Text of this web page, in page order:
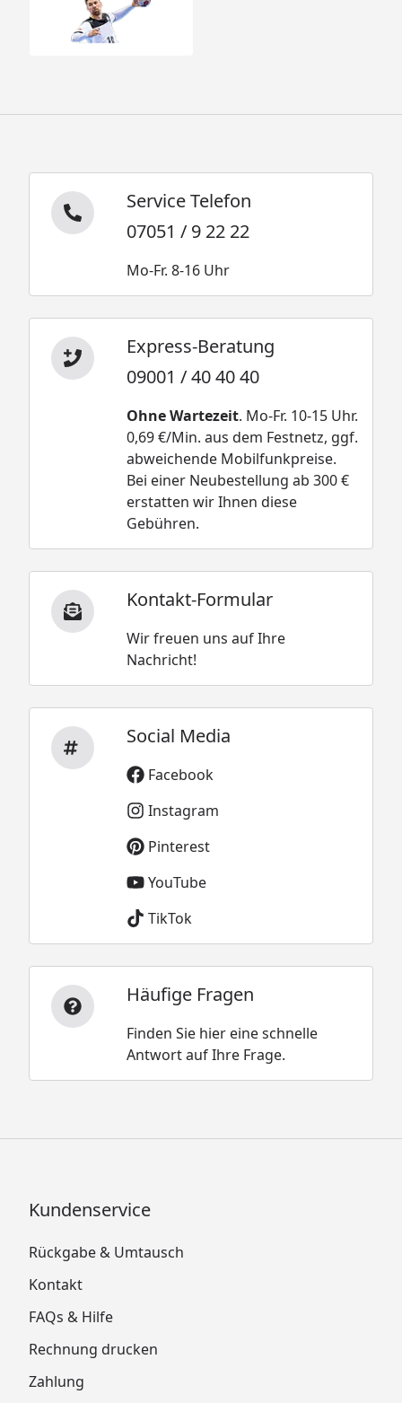
Service Telefon
07051 / 9 22 22
Mo-Fr. 8-16 Uhr
Express-Beratung
09001 / 40 40 40
Ohne Wartezeit. Mo-Fr. 10-15 Uhr.
0,69 €/Min. aus dem Festnetz, ggf.
abweichende Mobilfunkpreise.
Bei einer Neubestellung ab 300 €
erstatten wir Ihnen diese
Gebühren.
Kontakt-Formular
Wir freuen uns auf Ihre
Nachricht!
Social Media
Facebook
Instagram
Pinterest
YouTube
TikTok
Häufige Fragen
Finden Sie hier eine schnelle
Antwort auf Ihre Frage.
Kundenservice
Rückgabe & Umtausch
Kontakt
FAQs & Hilfe
Rechnung drucken
Zahlung